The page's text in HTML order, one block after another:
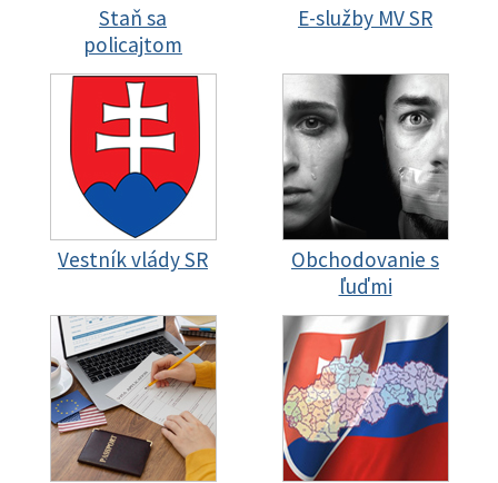
Staň sa
policajtom
E-služby MV SR
Vestník vlády SR
Obchodovanie s
ľuďmi